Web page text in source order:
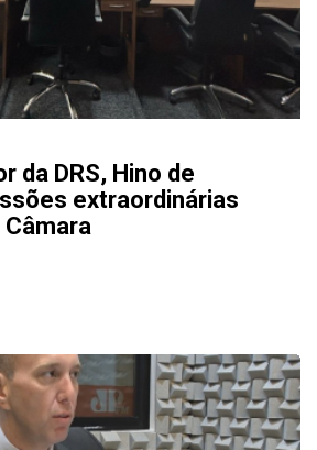
da DRS, Hino de
extraordinárias